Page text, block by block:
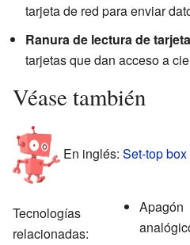
tarjeta de red para enviar
Ranura de lectura de
tarjetas que dan acceso a
Véase también
En inglés: Set-top
Tecnologías
relacionadas:
Apagón